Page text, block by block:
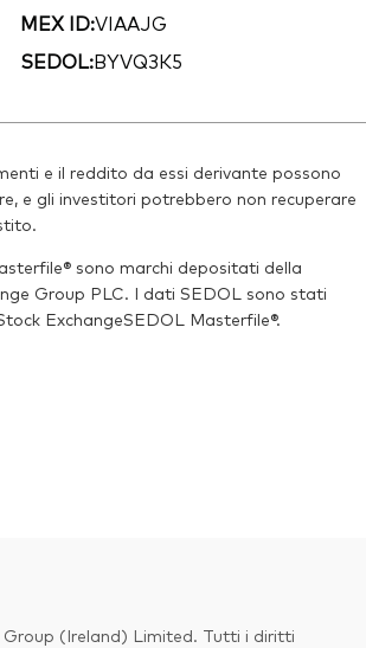
MEX ID:VIAAJG
SEDOL:BYVQ3K5
e il reddito da essi derivante possono
e gli investitori potrebbero non recuperare
sono marchi depositati della
Group PLC. I dati SEDOL sono stati
ExchangeSEDOL Masterfile®.
(Ireland) Limited. Tutti i diritti